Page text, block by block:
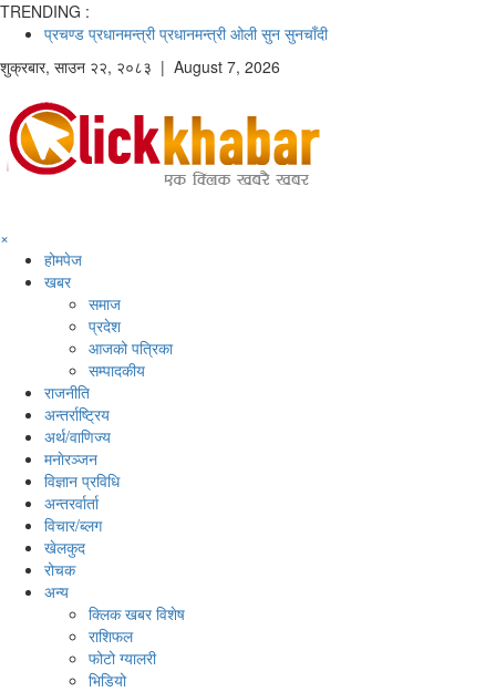
TRENDING :
प्रचण्ड प्रधानमन्त्री प्रधानमन्त्री ओली सुन सुनचाँदी
शुक्रबार, साउन २२, २०८३ | August 7, 2026
×
होमपेज
खबर
समाज
प्रदेश
आजको पत्रिका
सम्पादकीय
राजनीति
अन्तर्राष्ट्रिय
अर्थ/वाणिज्य
मनाेरञ्जन
विज्ञान प्रविधि
अन्तरर्वार्ता
विचार/ब्लग
खेलकुद
रोचक
अन्य
क्लिक खबर विशेष
राशिफल
फोटो ग्यालरी
भिडियो